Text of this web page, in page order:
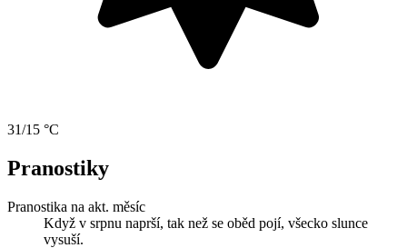
31/15 °C
Pranostiky
Pranostika na akt. měsíc
Když v srpnu naprší, tak než se oběd pojí, všecko slunce
vysuší.